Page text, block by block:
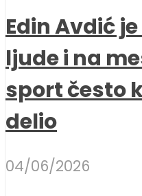
Edin Avdić
ljude i na
sport često
delio
04/06/2026